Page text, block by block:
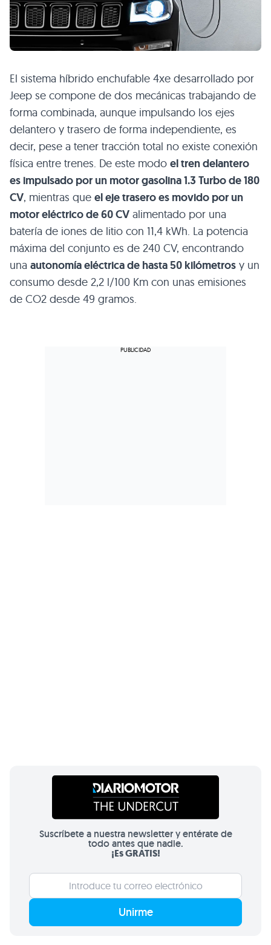
El sistema híbrido enchufable 4xe desarrollado por
Jeep se compone de dos mecánicas trabajando de
forma combinada, aunque impulsando los ejes
delantero y trasero de forma independiente, es
decir, pese a tener tracción total no existe conexión
física entre trenes. De este modo el tren delantero
es impulsado por un motor gasolina 1.3 Turbo de 180
CV, mientras que el eje trasero es movido por un
motor eléctrico de 60 CV alimentado por una
batería de iones de litio con 11,4 kWh. La potencia
máxima del conjunto es de 240 CV, encontrando
una autonomía eléctrica de hasta 50 kilómetros y un
consumo desde 2,2 l/100 Km con unas emisiones
de CO2 desde 49 gramos.
Suscríbete a nuestra newsletter y entérate de
todo antes que nadie.
¡Es GRATIS!
Unirme